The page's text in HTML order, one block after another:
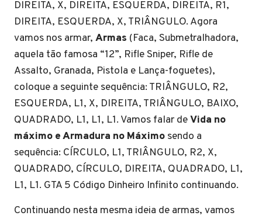
DIREITA, X, DIREITA, ESQUERDA, DIREITA, R1,
DIREITA, ESQUERDA, X, TRIÂNGULO. Agora
vamos nos armar, Armas (Faca, Submetralhadora,
aquela tão famosa “12”, Rifle Sniper, Rifle de
Assalto, Granada, Pistola e Lança-foguetes),
coloque a seguinte sequência: TRIÂNGULO, R2,
ESQUERDA, L1, X, DIREITA, TRIÂNGULO, BAIXO,
QUADRADO, L1, L1, L1. Vamos falar deVida no
máximo e Armadura no Máximo sendo a
sequência: CÍRCULO, L1, TRIÂNGULO, R2, X,
QUADRADO, CÍRCULO, DIREITA, QUADRADO, L1,
L1, L1. GTA 5 Código Dinheiro Infinito continuando.
Continuando nesta mesma ideia de armas, vamos